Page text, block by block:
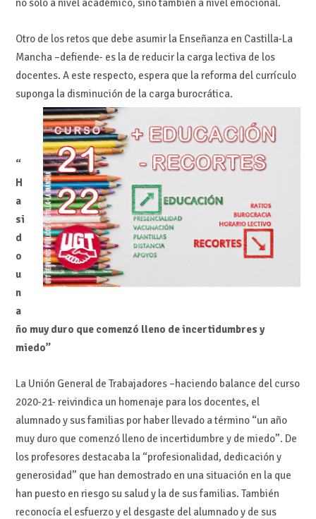
no solo a nivel académico, sino también a nivel emocional.
Otro de los retos que debe asumir la Enseñanza en Castilla-La
Mancha –defiende- es la de reducir la carga lectiva de los
docentes. A este respecto, espera que la reforma del currículo
suponga la disminución de la carga burocrática.
“
H
a
si
d
o
u
n
a
ño muy duro que comenzó lleno de incertidumbres y
miedo”
La Unión General de Trabajadores –haciendo balance del curso
2020-21- reivindica un homenaje para los docentes, el
alumnado y sus familias por haber llevado a término “un año
muy duro que comenzó lleno de incertidumbre y de miedo”. De
los profesores destacaba la “profesionalidad, dedicación y
generosidad” que han demostrado en una situación en la que
han puesto en riesgo su salud y la de sus familias. También
reconocía el esfuerzo y el desgaste del alumnado y de sus